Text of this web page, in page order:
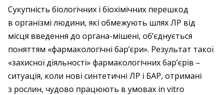
Сукупність біологічних і біохімічних перешкод
в організмі людини, які обмежують шлях ЛР від
місця введення до органа-мішені, об’єднується
поняттям «фармакологічні бар’єри». Результат такої
«захисної діяльності» фармакологічних бар’єрів –
ситуація, коли нові синтетичні ЛР і БАР, отримані
з рослин, чудово працюють в умовах in vitro